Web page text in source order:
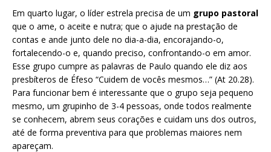
Em quarto lugar, o líder estrela precisa de um grupo pastoral
que o ame, o aceite e nutra; que o ajude na prestação de
contas e ande junto dele no dia-a-dia, encorajando-o,
fortalecendo-o e, quando preciso, confrontando-o em amor.
Esse grupo cumpre as palavras de Paulo quando ele diz aos
presbíteros de Éfeso “Cuidem de vocês mesmos…” (At 20.28).
Para funcionar bem é interessante que o grupo seja pequeno
mesmo, um grupinho de 3-4 pessoas, onde todos realmente
se conhecem, abrem seus corações e cuidam uns dos outros,
até de forma preventiva para que problemas maiores nem
apareçam.